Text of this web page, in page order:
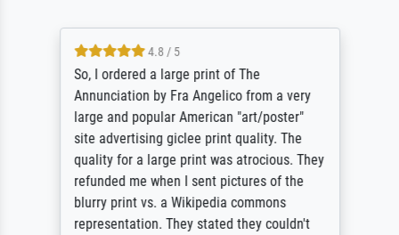
4.8 / 5
So, I ordered a large print of The
Annunciation by Fra Angelico from a very
large and popular American "art/poster"
site advertising giclee print quality. The
quality for a large print was atrocious. They
refunded me when I sent pictures of the
blurry print vs. a Wikipedia commons
representation. They stated they couldn't